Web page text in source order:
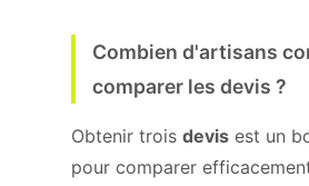
Combien d'artisans
comparer les devis ?
Obtenir trois devis est un
pour comparer